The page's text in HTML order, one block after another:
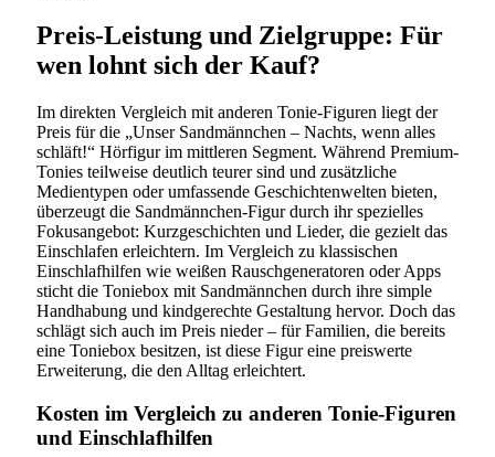
Preis-Leistung und Zielgruppe: Für
wen lohnt sich der Kauf?
Im direkten Vergleich mit anderen Tonie-Figuren liegt der
Preis für die „Unser Sandmännchen – Nachts, wenn alles
schläft!“ Hörfigur im mittleren Segment. Während Premium-
Tonies teilweise deutlich teurer sind und zusätzliche
Medientypen oder umfassende Geschichtenwelten bieten,
überzeugt die Sandmännchen-Figur durch ihr spezielles
Fokusangebot: Kurzgeschichten und Lieder, die gezielt das
Einschlafen erleichtern. Im Vergleich zu klassischen
Einschlafhilfen wie weißen Rauschgeneratoren oder Apps
sticht die Toniebox mit Sandmännchen durch ihre simple
Handhabung und kindgerechte Gestaltung hervor. Doch das
schlägt sich auch im Preis nieder – für Familien, die bereits
eine Toniebox besitzen, ist diese Figur eine preiswerte
Erweiterung, die den Alltag erleichtert.
Kosten im Vergleich zu anderen Tonie-Figuren
und Einschlafhilfen